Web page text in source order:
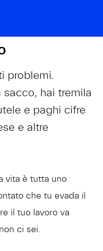
problemi.
hai tremila
e paghi cifre
e altre
vita è tutta uno
che tu evada il
il tuo lavoro va
ci sei.